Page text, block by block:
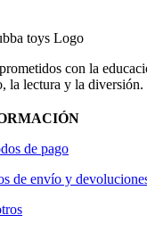
con la
la lectura y la diversión.
de pago
de envío y